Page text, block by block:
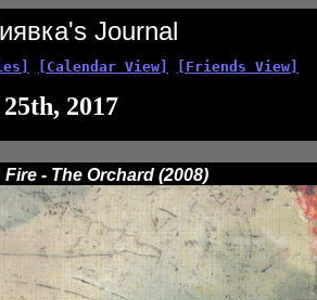
Journal
[Calendar View] [Friends View]
2017
Fire - The Orchard (2008)